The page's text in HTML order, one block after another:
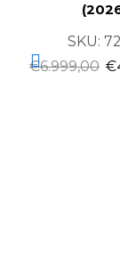
SKU:
€6.999,00 €